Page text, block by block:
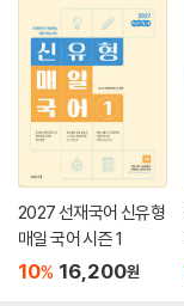
2027 선재국어 신유형
매일 국어 시즌 1
10% 16,200원